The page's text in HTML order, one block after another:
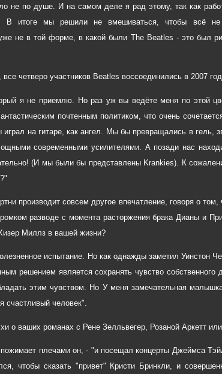
не по душе. И на самом деле я рад этому, так как
В итоге мы решили не вмешиваться, чтобы всё не
не в той форме, в какой были The Beatles - это был
четверо участников Beatles воссоединились в 2007
я не приемлю. Но раз уж вы ведёте меня по этой
почтенным политиком, что очень
на гитаре, как ангел. Мы бы превращались в гель,
современными усилителями. А позади нас
(И мы были бы представлены Krankies). К
производит совсем другое впечатление, говоря о том,
разводе с момента расторжения брака Дианы и
Миллз в вашей жизни?
испытание. Но как однажды заметил Уинстон
решением является сохранять чувство собственного
этим чувством. Но У меня замечательная
счастливый человек".
о ваших романах с Рене Зелльвегер, Розаной Аркетт
плечами он, - "и посещал концерты Джеймса
чтобы сказать "привет" Кристи Бринкли, и